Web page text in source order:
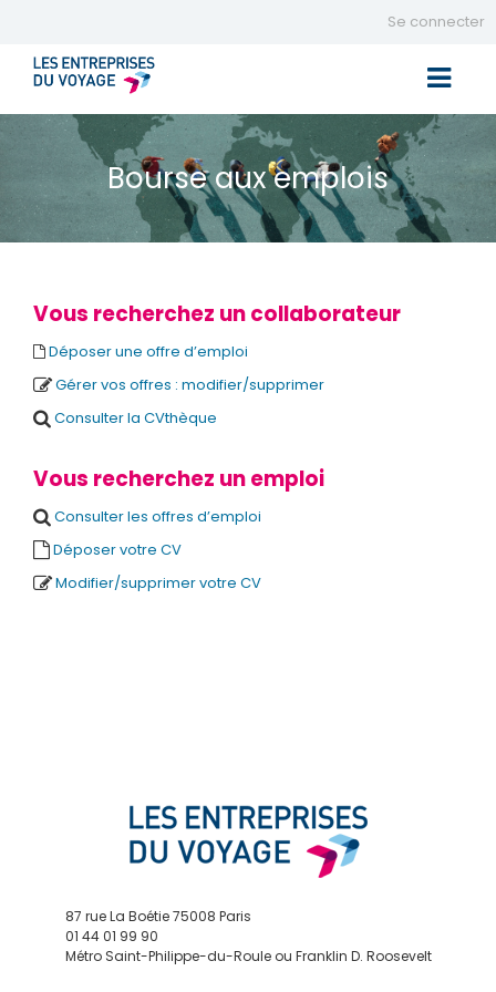
Se connecter
Bourse aux emplois
Vous recherchez un collaborateur
Déposer une offre d’emploi
Gérer vos offres : modifier/supprimer
Consulter la CVthèque
Vous recherchez un emploi
Consulter les offres d’emploi
Déposer votre CV
Modifier/supprimer votre CV
87 rue La Boétie 75008 Paris
01 44 01 99 90
Métro Saint-Philippe-du-Roule ou Franklin D. Roosevelt